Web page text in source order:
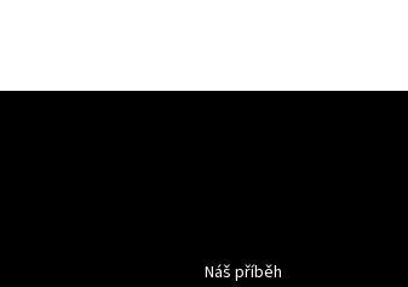
Náš příběh